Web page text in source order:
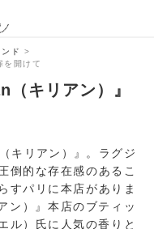
ド
>
を開けて
キリアン）』
キリアン）』。ラグジ
倒的な存在感のあるこ
すパリに本店がありま
ン）』本店のブティッ
ル）氏に人気の香りと